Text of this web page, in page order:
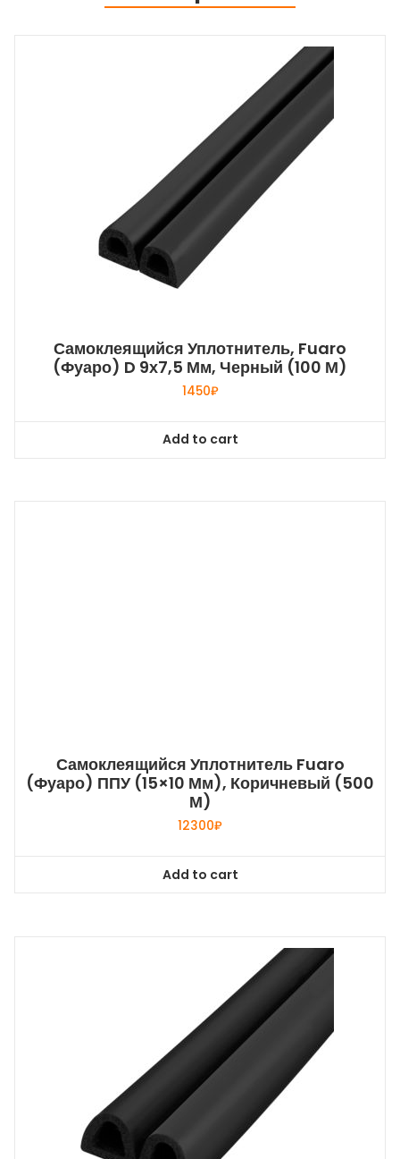
Самоклеящийся Уплотнитель, Fuaro
(Фуаро) D 9х7,5 Мм, Черный (100 М)
1450₽
Add to cart
Самоклеящийся Уплотнитель Fuaro
(Фуаро) ППУ (15×10 Мм), Коричневый (500
М)
12300₽
Add to cart